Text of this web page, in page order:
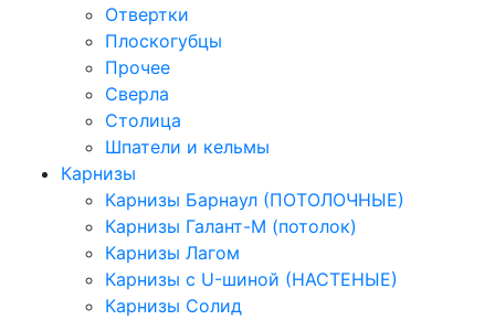
Отвертки
Плоскогубцы
Прочее
Сверла
Столица
Шпатели и кельмы
Карнизы
Карнизы Барнаул (ПОТОЛОЧНЫЕ)
Карнизы Галант-М (потолок)
Карнизы Лагом
Карнизы с U-шиной (НАСТЕНЫЕ)
Карнизы Солид